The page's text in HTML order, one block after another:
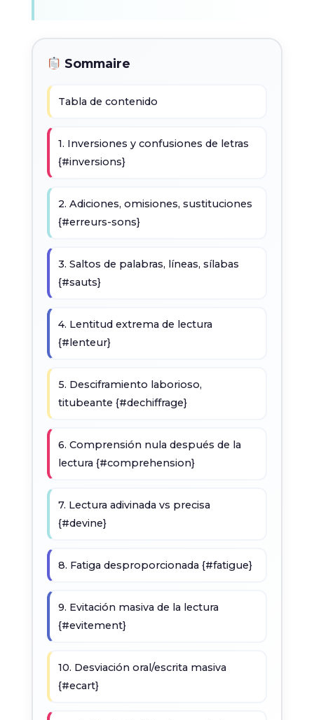
Sommaire
Tabla de contenido
1. Inversiones y confusiones de letras
{#inversions}
2. Adiciones, omisiones, sustituciones
{#erreurs-sons}
3. Saltos de palabras, líneas, sílabas
{#sauts}
4. Lentitud extrema de lectura
{#lenteur}
5. Desciframiento laborioso,
titubeante {#dechiffrage}
6. Comprensión nula después de la
lectura {#comprehension}
7. Lectura adivinada vs precisa
{#devine}
8. Fatiga desproporcionada {#fatigue}
9. Evitación masiva de la lectura
{#evitement}
10. Desviación oral/escrita masiva
{#ecart}